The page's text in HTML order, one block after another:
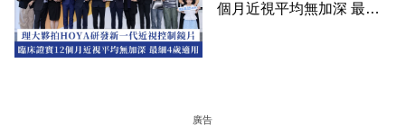
個月近視平均無加深 最細4
廣告